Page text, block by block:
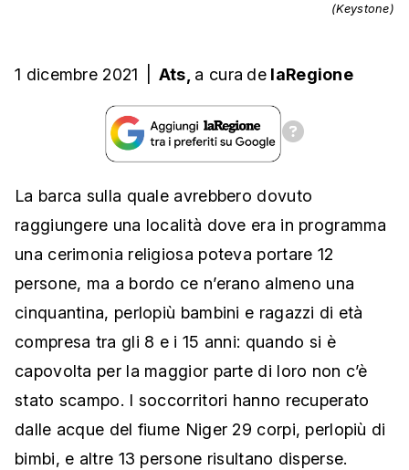
(Keystone)
1 dicembre 2021 Ats, a cura de laRegione
La barca sulla quale avrebbero dovuto
raggiungere una località dove era in programma
una cerimonia religiosa poteva portare 12
persone, ma a bordo ce n’erano almeno una
cinquantina, perlopiù bambini e ragazzi di età
compresa tra gli 8 e i 15 anni: quando si è
capovolta per la maggior parte di loro non c’è
stato scampo. I soccorritori hanno recuperato
dalle acque del fiume Niger 29 corpi, perlopiù di
bimbi, e altre 13 persone risultano disperse.